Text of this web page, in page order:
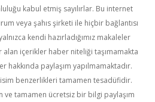
kabul etmiş sayılırlar. Bu internet
veya şahıs şirketi ile hiçbir bağlantısı
kendi hazırladığımız makaleler
alan içerikler haber niteliği taşımamakta
hakkında paylaşım yapılmamaktadır.
benzerlikleri tamamen tesadüfidir.
ve tamamen ücretsiz bir bilgi paylaşım